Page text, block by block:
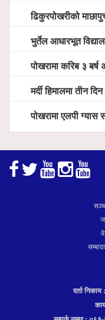
ढिकुरपोखरीको माछापुच्छ्रे माविका
भुर्तेल आधारभूत विद्यालयलाई १
पोखरामा करिब ३ बर्ष अघि निर्माण सम्पन्न
मर्दी हिमालमा तीन दिन देखि अलपत्र
पोखरामा एलपी ग्यास सहज पार्न
दर्ता